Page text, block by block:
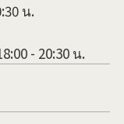
น.
- 20:30 น.